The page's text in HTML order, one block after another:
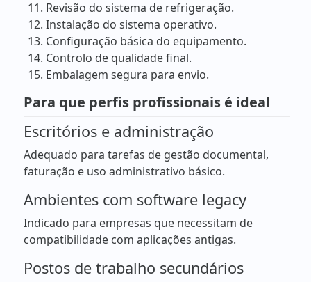
Revisão do sistema de refrigeração.
Instalação do sistema operativo.
Configuração básica do equipamento.
Controlo de qualidade final.
Embalagem segura para envio.
Para que perfis profissionais é ideal
Escritórios e administração
Adequado para tarefas de gestão documental,
faturação e uso administrativo básico.
Ambientes com software legacy
Indicado para empresas que necessitam de
compatibilidade com aplicações antigas.
Postos de trabalho secundários